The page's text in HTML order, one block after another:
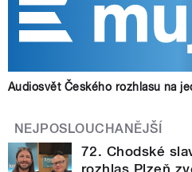
Audiosvět Českého rozhlasu na
NEJPOSLOUCHANĚJŠÍ
72. Chodské
rozhlas Plzeň